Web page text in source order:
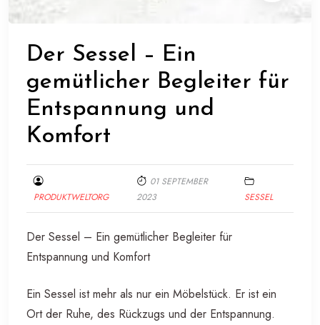
Der Sessel – Ein
gemütlicher Begleiter für
Entspannung und
Komfort
PRODUKTWELTORG
01 SEPTEMBER
2023
SESSEL
Der Sessel – Ein gemütlicher Begleiter für
Entspannung und Komfort
Ein Sessel ist mehr als nur ein Möbelstück. Er ist ein
Ort der Ruhe, des Rückzugs und der Entspannung.